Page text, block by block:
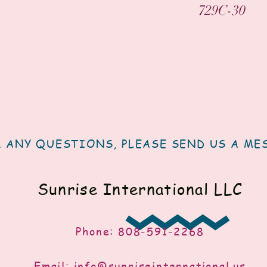
العرض السريع
729C-30
ANY QUESTIONS, PLEASE SEND US A
Sunrise International LLC
Phone: 808-591-2268